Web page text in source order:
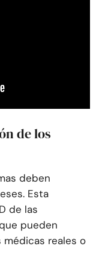
de los
deben
Esta
de las
pueden
reales o